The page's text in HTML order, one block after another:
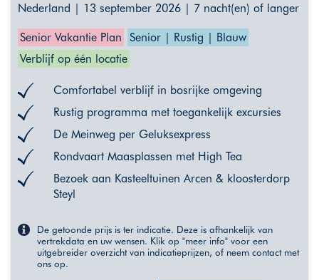
Nederland | 13 september 2026 | 7 nacht(en) of langer
Senior Vakantie Plan
Senior | Rustig | Blauw
Verblijf op één locatie
Comfortabel verblijf in bosrijke omgeving
Rustig programma met toegankelijk excursies
De Meinweg per Geluksexpress
Rondvaart Maasplassen met High Tea
Bezoek aan Kasteeltuinen Arcen & kloosterdorp
Steyl
De getoonde prijs is ter indicatie. Deze is afhankelijk van
vertrekdata en uw wensen. Klik op "meer info" voor een
uitgebreider overzicht van indicatieprijzen, of neem contact met
ons op.